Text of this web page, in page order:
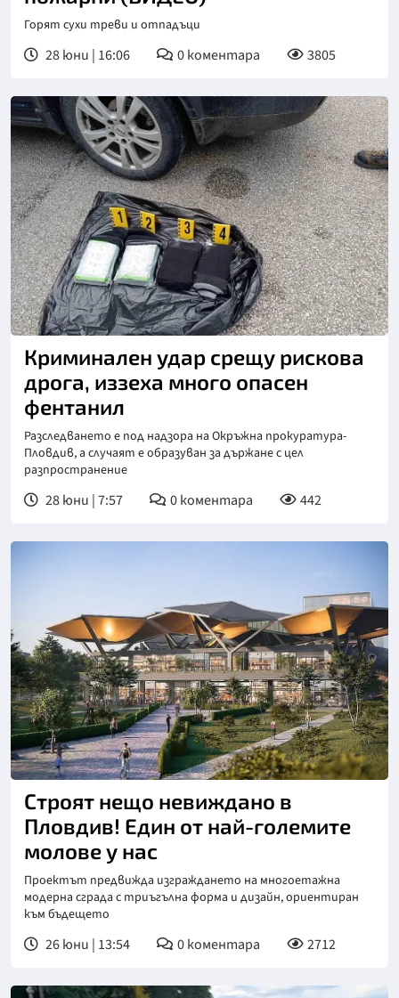
Горят сухи треви и отпадъци
28 юни | 16:06 0коментара 3805
Снимка: МВР
Криминален удар срещу рискова
дрога, иззеха много опасен
фентанил
Разследването е под надзора на Окръжна прокуратура-
Пловдив, а случаят е образуван за държане с цел
разпространение
28 юни | 7:57 0коментара 442
Снимка: HB Design
Строят нещо невиждано в
Пловдив! Един от най-големите
молове у нас
Проектът предвижда изграждането на многоетажна
модерна сграда с триъгълна форма и дизайн, ориентиран
към бъдещето
26 юни | 13:54 0коментара 2712